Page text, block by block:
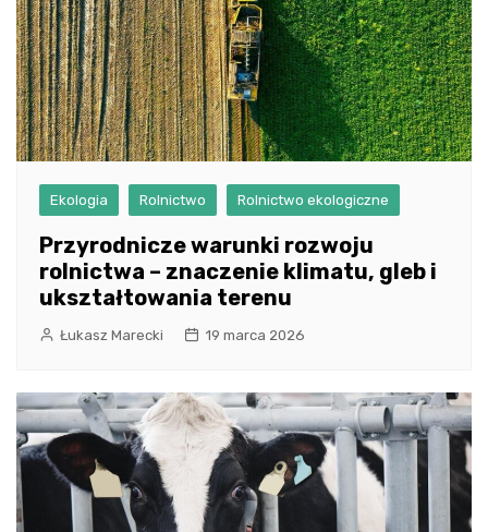
Ekologia Rolnictwo Rolnictwo ekologiczne
Przyrodnicze warunki rozwoju
rolnictwa – znaczenie klimatu, gleb i
ukształtowania terenu
Łukasz Marecki 19 marca 2026